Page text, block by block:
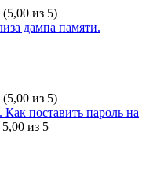
(5,00 из 5)
дампа памяти.
(5,00 из 5)
Как поставить пароль на